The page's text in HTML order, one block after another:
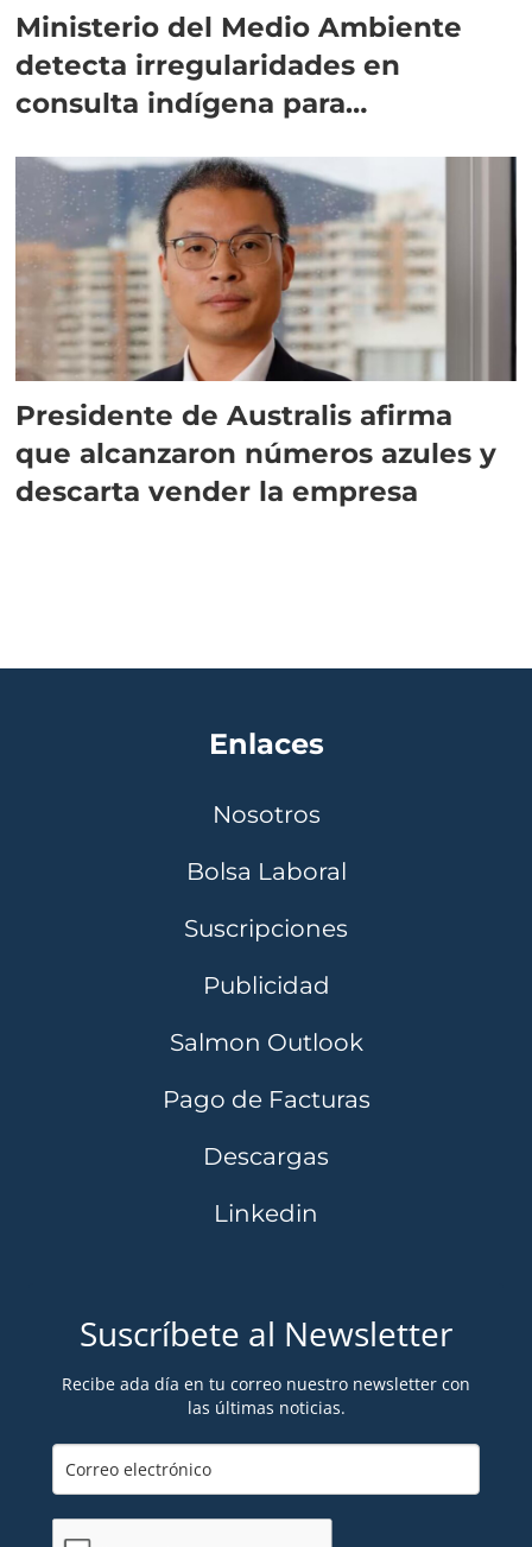
Ministerio del Medio Ambiente
detecta irregularidades en
consulta indígena para
Presidente de Australis afirma
que alcanzaron números azules y
descarta vender la empresa
Enlaces
Nosotros
Bolsa Laboral
Suscripciones
Publicidad
Salmon Outlook
Pago de Facturas
Descargas
Linkedin
Suscríbete al Newsletter
Recibe ada día en tu correo nuestro newsletter con
las últimas noticias.